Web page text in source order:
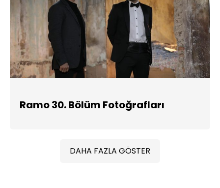
Ramo 30. Bölüm Fotoğrafları
DAHA FAZLA GÖSTER